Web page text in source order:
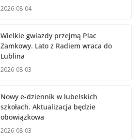
2026-08-04
Wielkie gwiazdy przejmą Plac
Zamkowy. Lato z Radiem wraca do
Lublina
2026-08-03
Nowy e-dziennik w lubelskich
szkołach. Aktualizacja będzie
obowiązkowa
2026-08-03